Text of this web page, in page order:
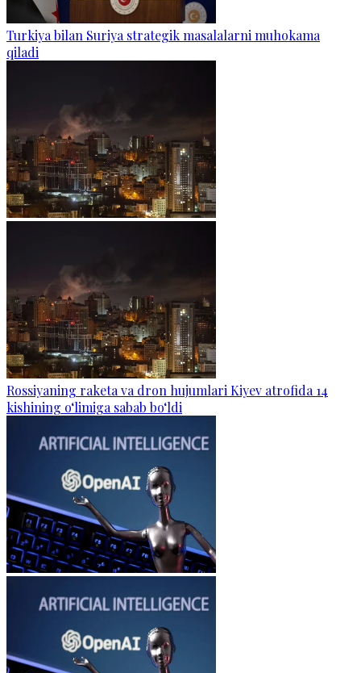
Turkiya bilan Suriya strategik masalalarni muhokama
qiladi
Rossiyaning raketa va dron hujumlari Kiyev atrofida 14
kishining o‘limiga sabab bo‘ldi